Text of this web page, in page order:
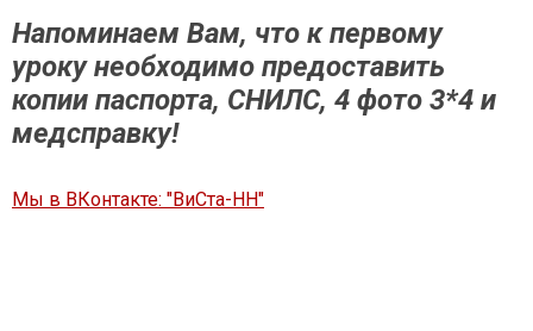
Напоминаем Вам, что к первому
уроку необходимо предоставить
копии паспорта, СНИЛС, 4 фото 3*4 и
медсправку!
Мы в ВКонтакте: "ВиСта-НН"